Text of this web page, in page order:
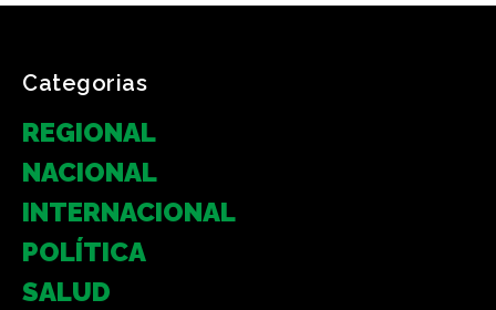
Categorias
REGIONAL
NACIONAL
INTERNACIONAL
POLÍTICA
SALUD